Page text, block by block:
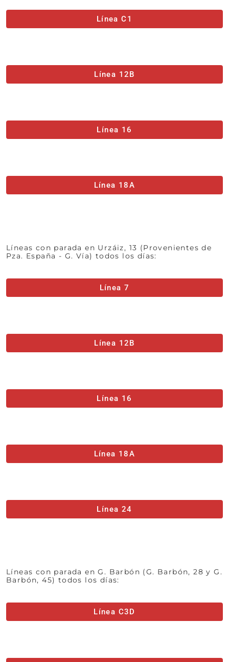
Línea C1
Línea 12B
Línea 16
Línea 18A
Líneas con parada en Urzáiz, 13 (Provenientes de
Pza. España - G. Vía) todos los días:
Línea 7
Línea 12B
Línea 16
Línea 18A
Línea 24
Líneas con parada en G. Barbón (G. Barbón, 28 y G.
Barbón, 45) todos los días:
Línea C3D